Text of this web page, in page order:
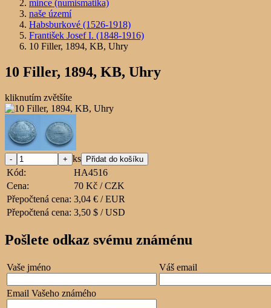
mince (numismatika)
naše území
Habsburkové (1526-1918)
František Josef I. (1848-1916)
10 Filler, 1894, KB, Uhry
10 Filler, 1894, KB, Uhry
kliknutím zvětšíte
ks
Kód:
HA4516
Cena:
70 Kč / CZK
Přepočtená cena: 3,04 € / EUR
Přepočtená cena: 3,50 $ / USD
Pošlete odkaz svému známénu
Vaše jméno Váš email
Email Vašeho známého